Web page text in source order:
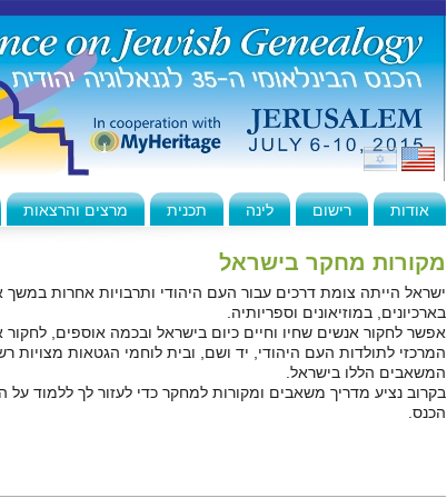
אודות רישום לינה תכנית מרצים והרצאות
מקורות מחקר בישראל
ישראל הייתה צומת דרכים עבור העם היהודי ותרבויות אחרות
בארכיונים, במוזיאונים וספריותיה.
אפשר לחקור אנשים שחיו וחיים כיום בישראל ובכמה אוספים,
המרכזי לתולדות העם היהודי, יד ושם, ובית לוחמי הגטאות מצויות
המשאבים הללו בישראל.
בקרוב נציע מדריך משאבים ומקורות למחקר כדי לעזור לך ללמוד
הכנס.